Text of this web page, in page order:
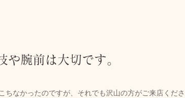
や腕前は大切です。
ちなかったのですが、それでも沢山の方がご来店くださ